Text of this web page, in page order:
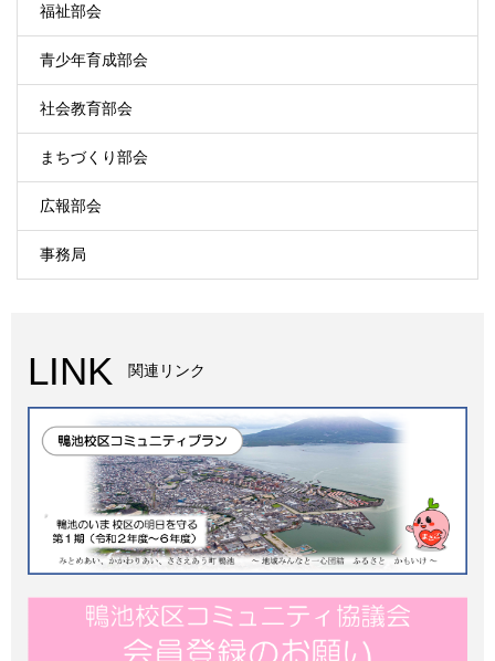
福祉部会
青少年育成部会
社会教育部会
まちづくり部会
広報部会
事務局
LINK 関連リンク